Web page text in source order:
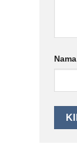
Nama